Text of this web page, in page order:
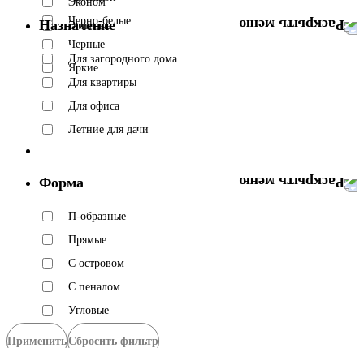
Черно-белые
Черные
Яркие
Элитные
Назначение
Для загородного дома
Для квартиры
Для офиса
Летние для дачи
Форма
П-образные
Прямые
С островом
С пеналом
Угловые
ПрименитьСбросить фильтр